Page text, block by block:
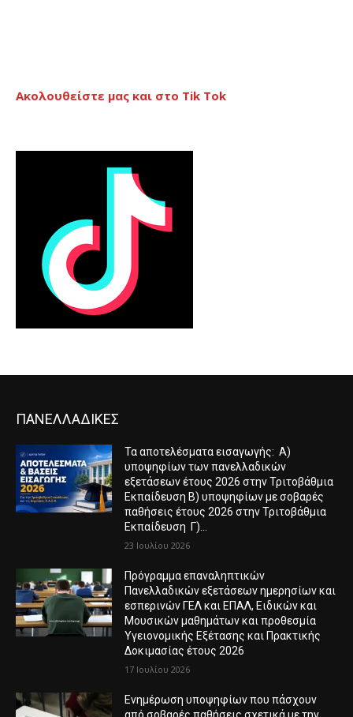
Ακολουθείστε μας και στο Tik Tok
ΠΑΝΕΛΛΑΔΙΚΕΣ
Τα αποτελέσματα εισαγωγής: Α)
υποψηφίων των πανελλαδικών
εξετάσεων έτους 2026 στην Τριτοβάθμια
Εκπαίδευση Β) υποψηφίων με σοβαρές
παθήσεις έτους 2026 στην Τριτοβάθμια
Εκπαίδευση Γ)...
23 Ιουλίου 2026
Πρόγραμμα επαναληπτικών
Πανελλαδικών εξετάσεων ημερησίων και
εσπερινών ΓΕΛ και ΕΠΑΛ, Ειδικών και
Μουσικών μαθημάτων και προθεσμία
Υγειονομικής Εξέτασης και Πρακτικής
Δοκιμασίας έτους 2026
17 Ιουλίου 2026
Ενημέρωση υποψηφίων που πάσχουν